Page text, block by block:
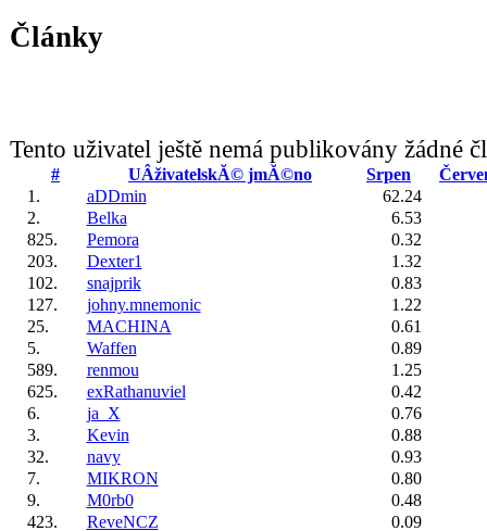
Články
Tento uživatel ještě nemá publikovány žádné
# UÂživatelskĂ© jmĂ©no Srpen
1.
aDDmin 62.24
2.
Belka
6.53
825.
Pemora
0.32
203.
Dexter1
1.32
102.
snajprik
0.83
127.
johny.mnemonic
1.22
25.
MACHINA
0.61
5.
Waffen
0.89
589.
renmou
1.25
625.
exRathanuviel
0.42
6.
ja_X
0.76
3.
Kevin
0.88
32.
navy
0.93
7.
MIKRON
0.80
9.
M0rb0
0.48
423.
ReveNCZ
0.09